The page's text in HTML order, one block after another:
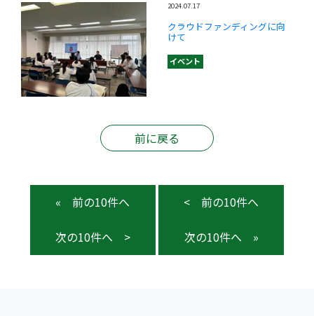
2024.07.17
クラウドファンディングに向
けて
イベント
前に戻る
« <
> »